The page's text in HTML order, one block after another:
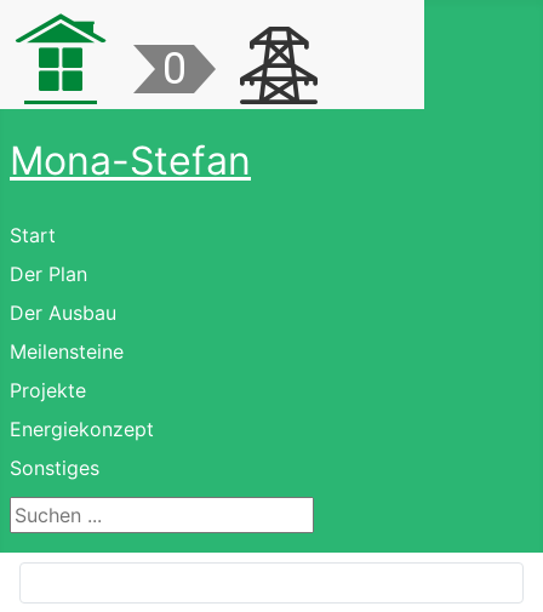
Mona-Stefan
Start
Der Plan
Der Ausbau
Meilensteine
Projekte
Energiekonzept
Sonstiges
Suchen ...